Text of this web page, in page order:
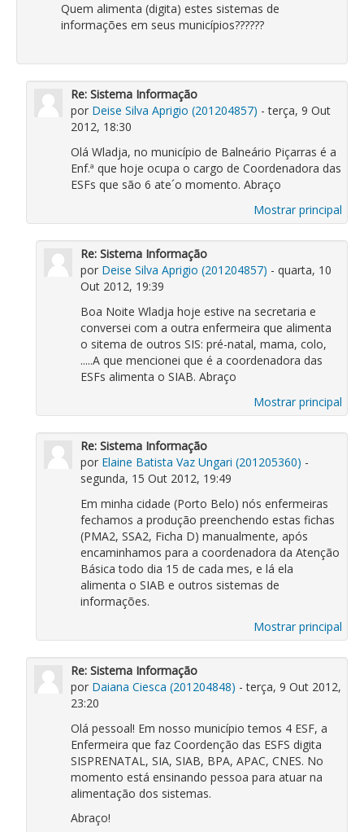
Quem alimenta (digita) estes sistemas de
informações em seus municípios??????
Re: Sistema Informação
por Deise Silva Aprigio (201204857) - terça, 9 Out
2012, 18:30
Olá Wladja, no município de Balneário Piçarras é a
Enf.ª que hoje ocupa o cargo de Coordenadora das
ESFs que são 6 ate´o momento. Abraço
Mostrar principal
Re: Sistema Informação
por Deise Silva Aprigio (201204857) - quarta, 10
Out 2012, 19:39
Boa Noite Wladja hoje estive na secretaria e
conversei com a outra enfermeira que alimenta
o sitema de outros SIS: pré-natal, mama, colo,
.....A que mencionei que é a coordenadora das
ESFs alimenta o SIAB. Abraço
Mostrar principal
Re: Sistema Informação
por Elaine Batista Vaz Ungari (201205360) -
segunda, 15 Out 2012, 19:49
Em minha cidade (Porto Belo) nós enfermeiras
fechamos a produção preenchendo estas fichas
(PMA2, SSA2, Ficha D) manualmente, após
encaminhamos para a coordenadora da Atenção
Básica todo dia 15 de cada mes, e lá ela
alimenta o SIAB e outros sistemas de
informações.
Mostrar principal
Re: Sistema Informação
por Daiana Ciesca (201204848) - terça, 9 Out 2012,
23:20
Olá pessoal! Em nosso município temos 4 ESF, a
Enfermeira que faz Coordenção das ESFS digita
SISPRENATAL, SIA, SIAB, BPA, APAC, CNES. No
momento está ensinando pessoa para atuar na
alimentação dos sistemas.
Abraço!